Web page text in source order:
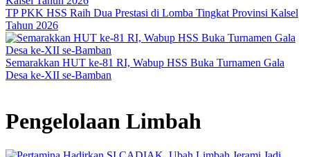
TP PKK HSS Raih Dua Prestasi di Lomba Tingkat Provinsi Kalsel
Tahun 2026
Semarakkan HUT ke-81 RI, Wabup HSS Buka Turnamen Gala
Desa ke-XII se-Bamban
Pengelolaan Limbah